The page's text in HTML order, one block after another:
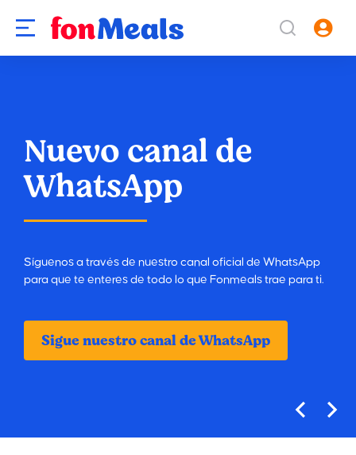
Nuevo canal de
WhatsApp
Síguenos a través de nuestro canal oficial de WhatsApp
para que te enteres de todo lo que Fonmeals trae para ti.
Sigue nuestro canal de WhatsApp